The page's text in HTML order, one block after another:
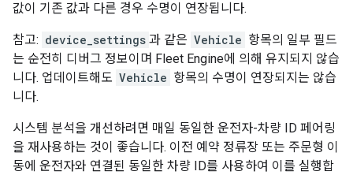
값이 기존 값과 다른 경우 수명이 연장됩니다.
참고: device_settings 과 같은 Vehicle 항목의 일부 필드
는 순전히 디버그 정보이며 Fleet Engine에 의해 유지되지 않습
니다. 업데이트해도 Vehicle 항목의 수명이 연장되지는 않습
니다.
시스템 분석을 개선하려면 매일 동일한 운전자-차량 ID 페어링
을 재사용하는 것이 좋습니다. 이전 예약 정류장 또는 주문형 이
동에 운전자와 연결된 동일한 차량 ID를 사용하여 이를 실행합